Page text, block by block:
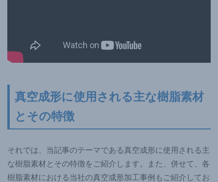
真空成形に使用される主な樹脂素材
とその特徴
それでは、当記事のテーマである真空成形に使用される主
な樹脂素材とその特徴をご紹介します。また、併せて、各
樹脂素材における当社の真空成形加工事例もご紹介してお